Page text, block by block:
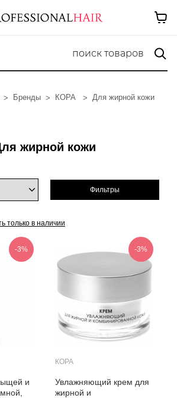
Бренды КОРА Для жирной кожи
жирной кожи
Фильтры
только в наличии
-3%
и
-3%
КОРА
Увлажняющий крем для
жирной и